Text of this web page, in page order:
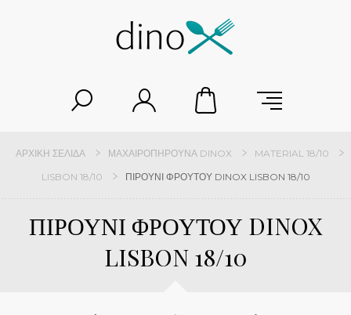
ΑΡΧΙΚΉ ΣΕΛΊΔΑ ΜΑΧΑΙΡΟΠΉΡΟΥΝΑ DINOX
MATERIAL 18/10
LISBON 18/10
ΠΙΡΟΥΝΙ ΦΡΟΥΤΟΥ DINOX LISBON 18/10
ΠΙΡΟΥΝΙ ΦΡΟΥΤΟΥ DINOX
LISBON 18/10